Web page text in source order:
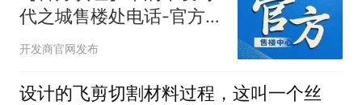
代之城售楼处电话-官方网
站-楼盘百科-百度最新@
开发商官网发布
设计的飞剪切割材料过程，这叫一个丝